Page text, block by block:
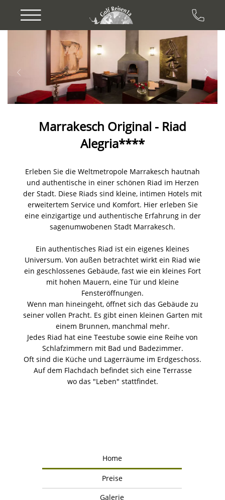
Previous
Marrakesch Original - Riad
Alegria****
Erleben Sie die Weltmetropole Marrakesch hautnah
und authentische in einer schönen Riad im Herzen
der Stadt. Diese Riads sind kleine, intimen Hotels mit
erweitertem Service und Komfort. Hier erleben Sie
eine einzigartige und authentische Erfahrung in der
sagenumwobenen Stadt Marrakesch.
Ein authentisches Riad ist ein eigenes kleines
Universum. Von außen betrachtet wirkt ein Riad wie
ein geschlossenes Gebäude, fast wie ein kleines Fort
mit hohen Mauern, eine Tür und kleine
Fensteröffnungen.
Wenn man hineingeht, öffnet sich das Gebäude zu
seiner vollen Pracht. Es gibt einen kleinen Garten mit
einem Brunnen, manchmal mehr.
Jedes Riad hat eine Teestube sowie eine Reihe von
Schlafzimmern mit Bad und Badezimmer.
Oft sind die Küche und Lagerräume im Erdgeschoss.
Auf dem Flachdach befindet sich eine Terrasse
wo das "Leben" stattfindet.
Home
Preise
Galerie